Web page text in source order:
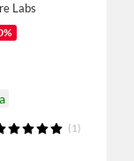
Labs
(1)